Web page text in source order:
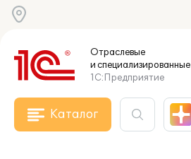
Отраслевые
и специализированные
1С:Предприятие
Каталог